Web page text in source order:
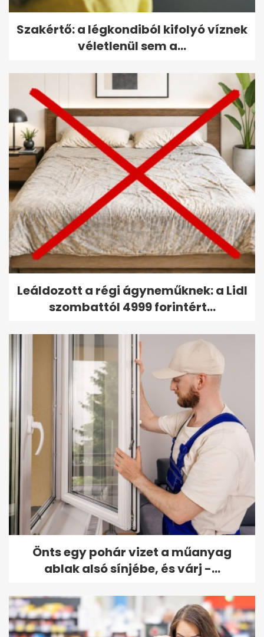
Szakértő: a légkondiból kifolyó víznek
véletlenül sem a...
Leáldozott a régi ágyneműknek: a Lidl
szombattól 4999 forintért...
Önts egy pohár vizet a műanyag
ablak alsó sínjébe, és várj -...